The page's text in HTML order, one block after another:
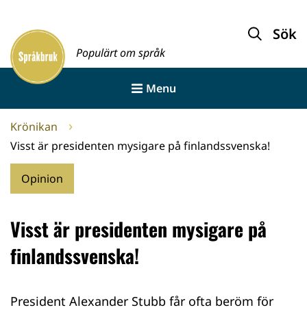
innehållet
Framsida
Populärt om språk
Sök
Menu
Krönikan
Visst är presidenten mysigare på finlandssvenska!
Opinion
Visst är presidenten mysigare på
finlandssvenska!
President Alexander Stubb får ofta beröm för